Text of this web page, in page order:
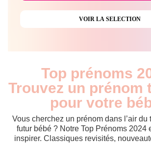
Top prénoms
Trouvez un prénom
pour votre
Vous cherchez un prénom dans l’air du
futur bébé ? Notre Top Prénoms 2024
inspirer. Classiques revisités,